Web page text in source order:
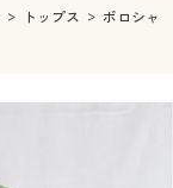
トップス ポロシャ